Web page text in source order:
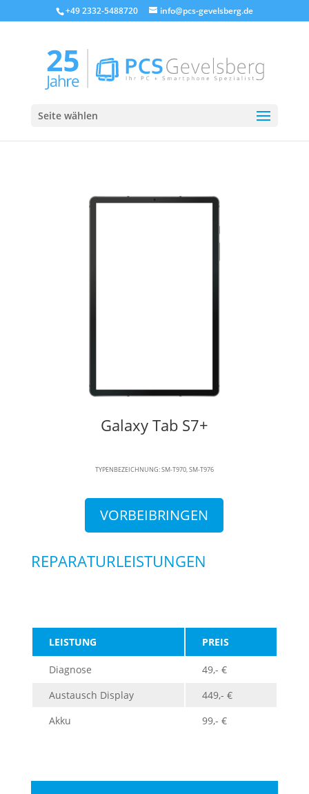
+49 2332-5488720 info@pcs-gevelsberg.de
Seite wählen
Galaxy Tab S7+
TYPENBEZEICHNUNG: SM-T970, SM-T976
VORBEIBRINGEN
REPARATURLEISTUNGEN
LEISTUNG PREIS
Diagnose
49,- €
Austausch Display
449,- €
Akku
99,- €